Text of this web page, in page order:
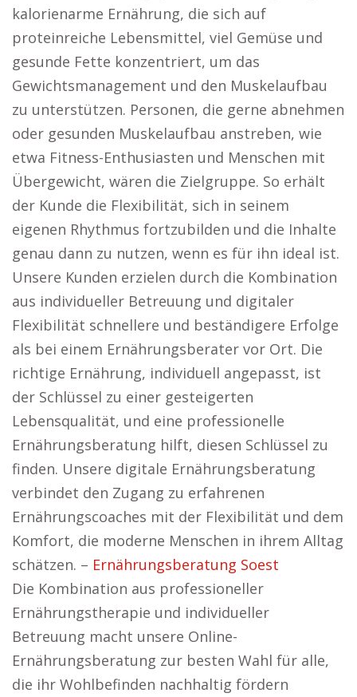
kalorienarme Ernährung, die sich auf
proteinreiche Lebensmittel, viel Gemüse und
gesunde Fette konzentriert, um das
Gewichtsmanagement und den Muskelaufbau
zu unterstützen. Personen, die gerne abnehmen
oder gesunden Muskelaufbau anstreben, wie
etwa Fitness-Enthusiasten und Menschen mit
Übergewicht, wären die Zielgruppe. So erhält
der Kunde die Flexibilität, sich in seinem
eigenen Rhythmus fortzubilden und die Inhalte
genau dann zu nutzen, wenn es für ihn ideal ist.
Unsere Kunden erzielen durch die Kombination
aus individueller Betreuung und digitaler
Flexibilität schnellere und beständigere Erfolge
als bei einem Ernährungsberater vor Ort. Die
richtige Ernährung, individuell angepasst, ist
der Schlüssel zu einer gesteigerten
Lebensqualität, und eine professionelle
Ernährungsberatung hilft, diesen Schlüssel zu
finden. Unsere digitale Ernährungsberatung
verbindet den Zugang zu erfahrenen
Ernährungscoaches mit der Flexibilität und dem
Komfort, die moderne Menschen in ihrem Alltag
schätzen. – Ernährungsberatung Soest
Die Kombination aus professioneller
Ernährungstherapie und individueller
Betreuung macht unsere Online-
Ernährungsberatung zur besten Wahl für alle,
die ihr Wohlbefinden nachhaltig fördern